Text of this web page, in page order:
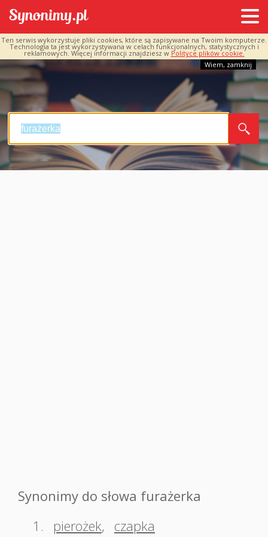
Ten serwis wykorzystuje pliki cookies, które są zapisywane na Twoim komputerze.
Technologia ta jest wykorzystywana w celach funkcjonalnych, statystycznych i
reklamowych. Więcej informacji znajdziesz w Polityce plików cookie.
Wiem, zamknij
Synonimy do słowa furażerka
1.
pierożek, czapka